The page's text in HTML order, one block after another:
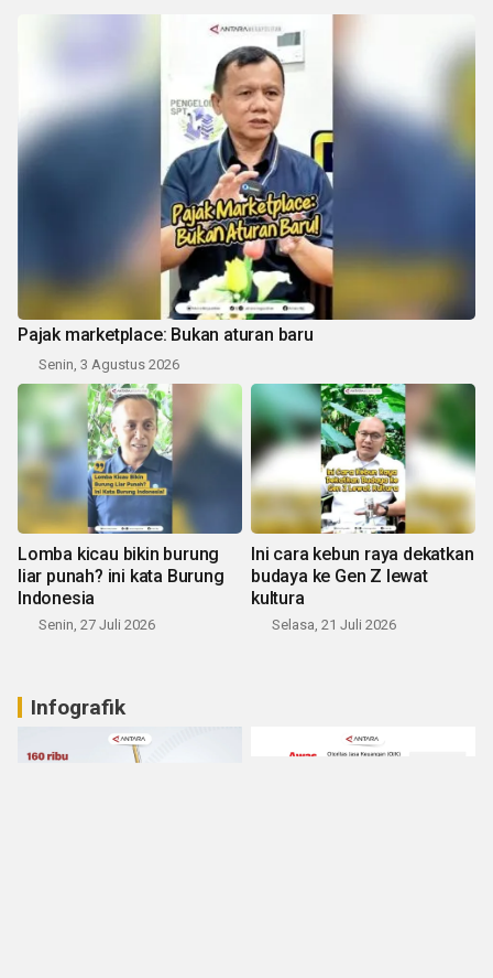
Pajak marketplace: Bukan aturan baru
Senin, 3 Agustus 2026
Lomba kicau bikin burung
liar punah? ini kata Burung
Indonesia
Senin, 27 Juli 2026
Ini cara kebun raya dekatkan
budaya ke Gen Z lewat
kultura
Selasa, 21 Juli 2026
Infografik